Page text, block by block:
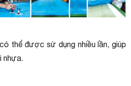
thể được sử dụng nhiều lần, giúp
nhựa.